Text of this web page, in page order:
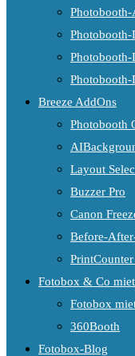
Photobooth-
Photobooth-
Photobooth-
Photobooth-
Breeze AddOns
Photobooth
Layout
Buzzer Pro
Canon
Before-
PrintCounter
Fotobox & Co
Fotobox
360Booth
Fotobox-Blog